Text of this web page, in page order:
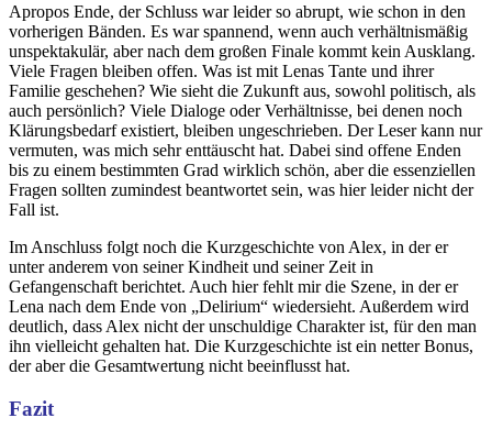
Apropos Ende, der Schluss war leider so abrupt, wie schon in den
vorherigen Bänden. Es war spannend, wenn auch verhältnismäßig
unspektakulär, aber nach dem großen Finale kommt kein Ausklang.
Viele Fragen bleiben offen. Was ist mit Lenas Tante und ihrer
Familie geschehen? Wie sieht die Zukunft aus, sowohl politisch, als
auch persönlich? Viele Dialoge oder Verhältnisse, bei denen noch
Klärungsbedarf existiert, bleiben ungeschrieben. Der Leser kann nur
vermuten, was mich sehr enttäuscht hat. Dabei sind offene Enden
bis zu einem bestimmten Grad wirklich schön, aber die essenziellen
Fragen sollten zumindest beantwortet sein, was hier leider nicht der
Fall ist.
Im Anschluss folgt noch die Kurzgeschichte von Alex, in der er
unter anderem von seiner Kindheit und seiner Zeit in
Gefangenschaft berichtet. Auch hier fehlt mir die Szene, in der er
Lena nach dem Ende von „Delirium“ wiedersieht. Außerdem wird
deutlich, dass Alex nicht der unschuldige Charakter ist, für den man
ihn vielleicht gehalten hat. Die Kurzgeschichte ist ein netter Bonus,
der aber die Gesamtwertung nicht beeinflusst hat.
Fazit